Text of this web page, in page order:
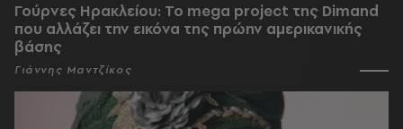
Γούρνες Ηρακλείου: To mega project της Dimand
που αλλάζει την εικόνα της πρώην αμερικανικής
βάσης
Γιάννης Μαντζίκος